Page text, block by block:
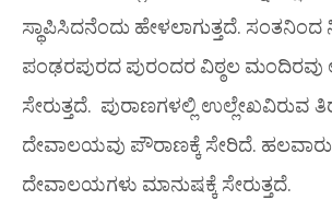
ಸ್ಥಾಪಿಸಿದನೆಂದು ಹೇಳಲಾಗುತ್ತದೆ.
ಪಂಢರಪುರದ ಪುರಂದರ ವಿಠ್ಠಲ ಮಂದಿರವು
ಸೇರುತ್ತದೆ. ಪುರಾಣಗಳಲ್ಲಿ ಉಲ್ಲೇಖವಿರುವ
ದೇವಾಲಯವು ಪೌರಾಣಕ್ಕೆ ಸೇರಿದೆ.
ದೇವಾಲಯಗಳು ಮಾನುಷಕ್ಕೆ ಸೇರುತ್ತದೆ.